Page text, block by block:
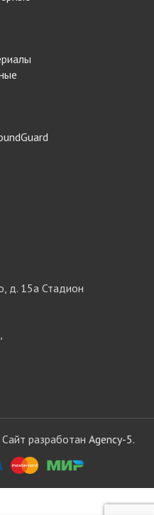
д. 15а Стадион
разработан Agency-5.